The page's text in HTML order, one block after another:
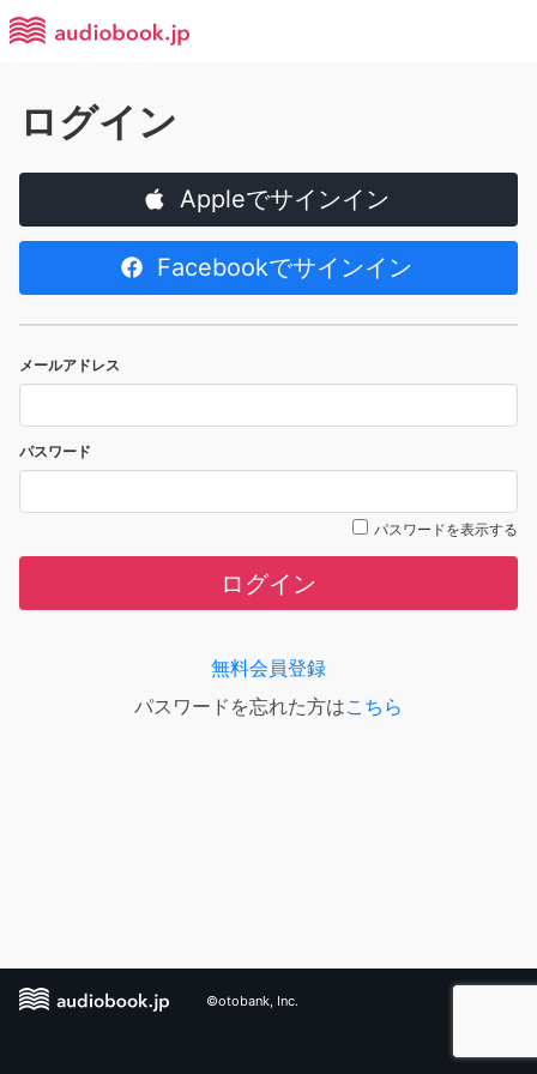
ログイン
Appleでサインイン
Facebookでサインイン
メールアドレス
パスワード
パスワードを表示する
ログイン
無料会員登録
パスワードを忘れた方はこちら
©otobank, Inc.